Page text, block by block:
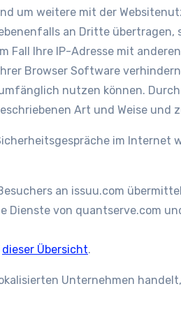
um weitere mit der
an Dritte
Ihre IP-Adresse mit
Browser Software
nutzen können.
Art und Weise und
im Internet
an issuu.com
Dienste von quantserve.com
dieser Übersicht.
Unternehmen